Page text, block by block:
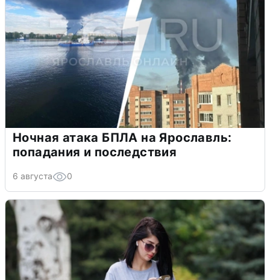
Ночная атака БПЛА на Ярославль:
попадания и последствия
6 августа 0